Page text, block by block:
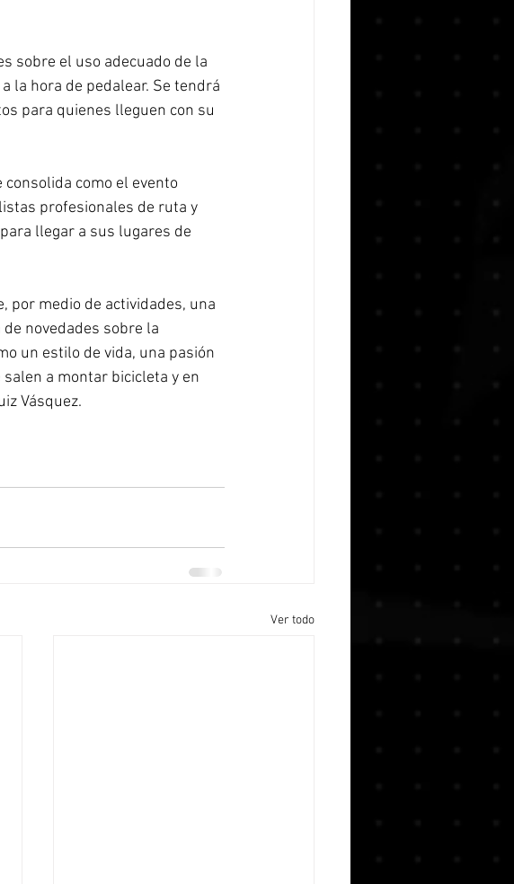
sobre el uso adecuado de la
la hora de pedalear. Se tendrá
para quienes lleguen con su
como el evento
profesionales de ruta y
llegar a sus lugares de
por medio de actividades, una
novedades sobre la
un estilo de vida, una pasión
a montar bicicleta y en
Vásquez.
Ver todo